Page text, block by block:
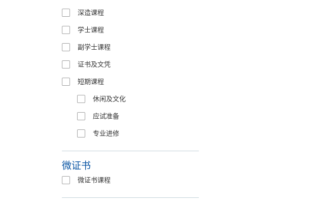
深造课程
学士课程
副学士课程
证书及文凭
短期课程
休闲及文化
应试准备
专业进修
微证书
微证书课程